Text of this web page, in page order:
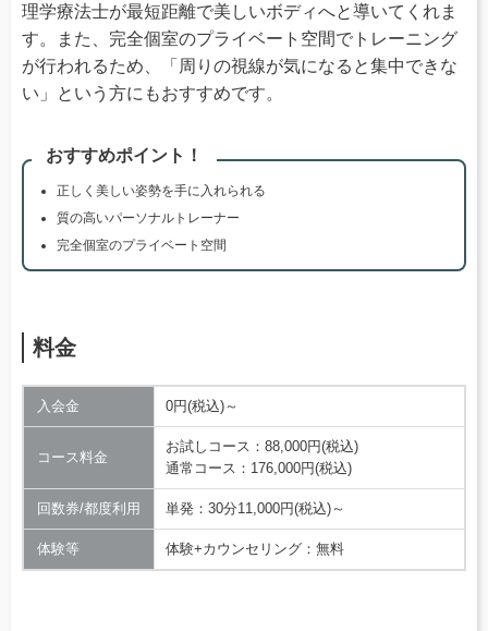
理学療法士が最短距離で美しいボディへと導いてくれま
す。また、完全個室のプライベート空間でトレーニング
が行われるため、「周りの視線が気になると集中できな
い」という方にもおすすめです。
おすすめポイント！
正しく美しい姿勢を手に入れられる
質の高いパーソナルトレーナー
完全個室のプライベート空間
料金
入会金 0円(税込)～
コース料金
お試しコース：88,000円(税込)
通常コース：176,000円(税込)
回数券/都度利用 単発：30分11,000円(税込)～
体験等 体験+カウンセリング：無料